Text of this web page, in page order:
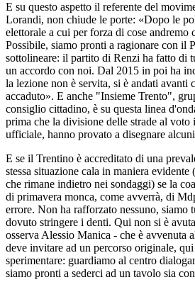
E su questo aspetto il referente del
Lorandi, non chiude le porte: «Dopo le
elettorale a cui per forza di cose andremo
Possibile, siamo pronti a ragionare con il
sottolineare: il partito di Renzi ha fatto di
un accordo con noi. Dal 2015 in poi ha
la lezione non è servita, si è andati avanti
accaduto». E anche "Insieme Trento",
consiglio cittadino, è su questa linea
prima che la divisione delle strade al voto
ufficiale, hanno provato a disegnare
E se il Trentino è accreditato di una
stessa situazione cala in maniera
che rimane indietro nei sondaggi) se la
di primavera monca, come avverrà, di
errore. Non ha rafforzato nessuno, siamo
dovuto stringere i denti. Qui non si è
osserva Alessio Manica - che è avvenuta
deve invitare ad un percorso originale,
sperimentare: guardiamo al centro
siamo pronti a sederci ad un tavolo sia